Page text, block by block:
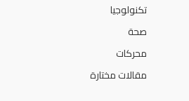
تكنولوجيا
صحة
محركات
مقالات مختارة